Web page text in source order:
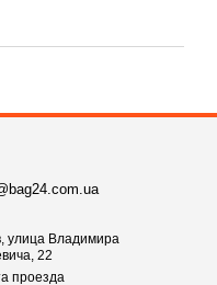
улица Владимира
22
проезда